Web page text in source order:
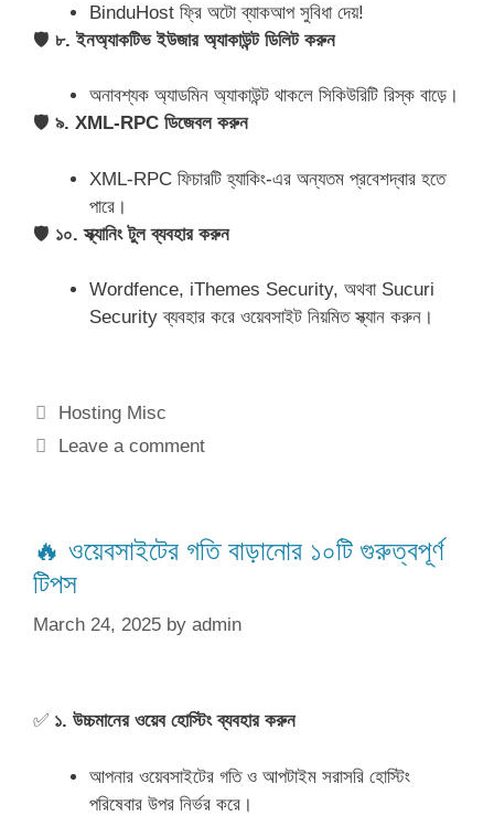
BinduHost ফ্রি অটো ব্যাকআপ সুবিধা দেয়!
🛡 ৮. ইনঅ্যাকটিভ ইউজার অ্যাকাউন্ট ডিলিট করুন
অনাবশ্যক অ্যাডমিন অ্যাকাউন্ট থাকলে সিকিউরিটি রিস্ক বাড়ে।
🛡 ৯. XML-RPC ডিজেবল করুন
XML-RPC ফিচারটি হ্যাকিং-এর অন্যতম প্রবেশদ্বার হতে
পারে।
🛡 ১০. স্ক্যানিং টুল ব্যবহার করুন
Wordfence, iThemes Security, অথবা Sucuri
Security ব্যবহার করে ওয়েবসাইট নিয়মিত স্ক্যান করুন।
Categories
Hosting Misc
Leave a comment
🔥 ওয়েবসাইটের গতি বাড়ানোর ১০টি গুরুত্বপূর্ণ
টিপস
March 24, 2025 by admin
✅ ১. উচ্চমানের ওয়েব হোস্টিং ব্যবহার করুন
আপনার ওয়েবসাইটের গতি ও আপটাইম সরাসরি হোস্টিং
পরিষেবার উপর নির্ভর করে।